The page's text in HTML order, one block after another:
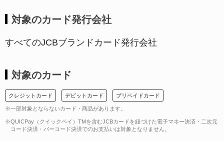
対象のカード発行会社
すべてのJCBブランドカード発行会社
対象のカード
クレジットカード デビットカード プリペイドカード
※一部対象とならないカード・商品があります。
※QUICPay（クイックペイ）TMを含むJCBカードを紐づけた電子マネー決済・二次元
コード決済・バーコード決済でのお支払いは対象となりません。